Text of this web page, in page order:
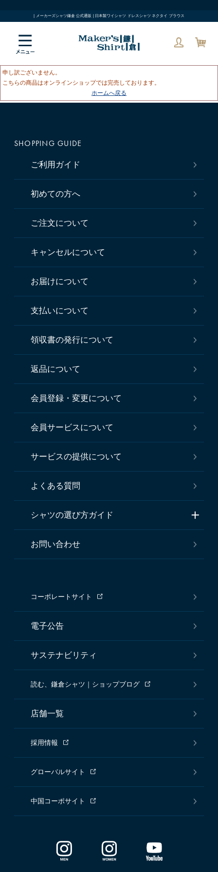
| メーカーズシャツ鎌倉 公式通販 | 日本製ワイシャツ ドレスシャツ ネクタイ ブラウス
申し訳ございません。
こちらの商品はオンラインショップでは完売しております。
ホームへ戻る
SHOPPING GUIDE
ご利用ガイド
初めての方へ
ご注文について
キャンセルについて
お届けについて
支払いについて
領収書の発行について
返品について
会員登録・変更について
会員サービスについて
サービスの提供について
よくある質問
シャツの選び方ガイド
お問い合わせ
コーポレートサイト
電子公告
サステナビリティ
読む、鎌倉シャツ｜ショップブログ
店舗一覧
採用情報
グローバルサイト
中国コーポサイト